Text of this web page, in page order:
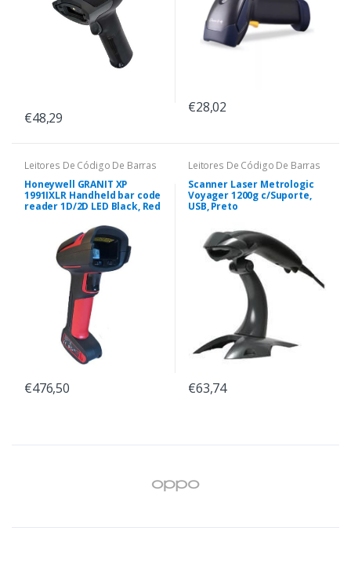
€48,29
€28,02
Leitores De Código De Barras
Honeywell GRANIT XP
1991IXLR Handheld bar code
reader 1D/2D LED Black, Red
€476,50
Leitores De Código De Barras
Scanner Laser Metrologic
Voyager 1200g c/Suporte,
USB, Preto
€63,74